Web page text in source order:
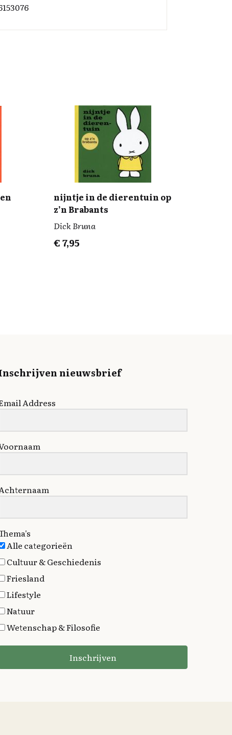
nijntje in de dierentuin op
z’n Brabants
Dick Bruna
€7,95
nieuwsbrief
Address
Alle categorieën
Cultuur & Geschiedenis
Friesland
Lifestyle
Natuur
Wetenschap & Filosofie
Inschrijven